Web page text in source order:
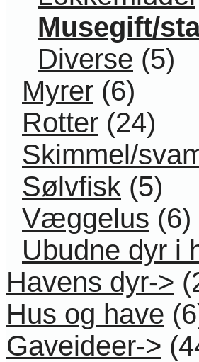
Musegift/
Diverse (5)
Myrer (6)
Rotter (24)
Skimmel/
Sølvfisk (5)
Væggelus (6)
Ubudne dyr i
Havens dyr->
Hus og have
Gaveideer->